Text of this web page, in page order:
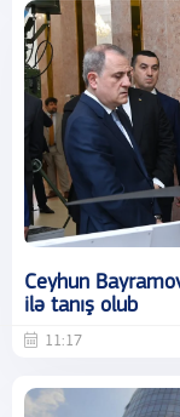
Ceyhun
ilə tanış olub
11:17